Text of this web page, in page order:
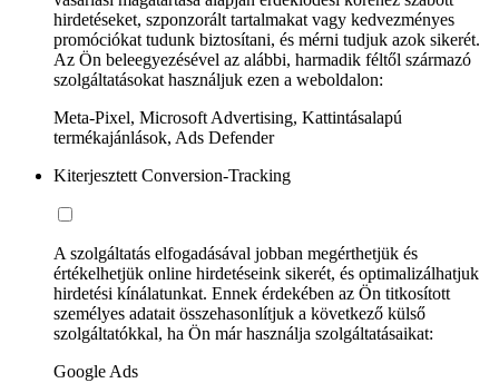
hirdetéseket, szponzorált tartalmakat vagy kedvezményes
promóciókat tudunk biztosítani, és mérni tudjuk azok sikerét.
Az Ön beleegyezésével az alábbi, harmadik féltől származó
szolgáltatásokat használjuk ezen a weboldalon:
Meta-Pixel, Microsoft Advertising, Kattintásalapú
termékajánlások, Ads Defender
Kiterjesztett Conversion-Tracking
A szolgáltatás elfogadásával jobban megérthetjük és
értékelhetjük online hirdetéseink sikerét, és optimalizálhatjuk
hirdetési kínálatunkat. Ennek érdekében az Ön titkosított
személyes adatait összehasonlítjuk a következő külső
szolgáltatókkal, ha Ön már használja szolgáltatásaikat:
Google Ads